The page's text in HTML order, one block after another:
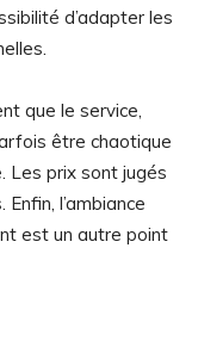
d’adapter les
que le service,
être chaotique
Les prix sont jugés
l’ambiance
est un autre point